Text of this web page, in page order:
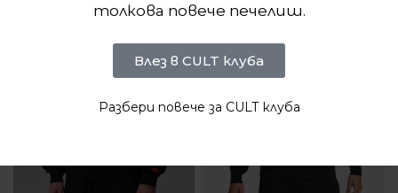
толкова повече печелиш.
Влез в CULT клуба
Разбери повече за CULT клуба